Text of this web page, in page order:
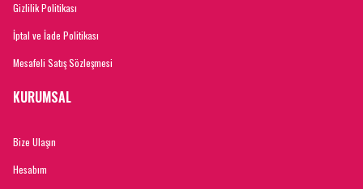
Gizlilik Politikası
İptal ve İade Politikası
Mesafeli Satış Sözleşmesi
KURUMSAL
Bize Ulaşın
Hesabım